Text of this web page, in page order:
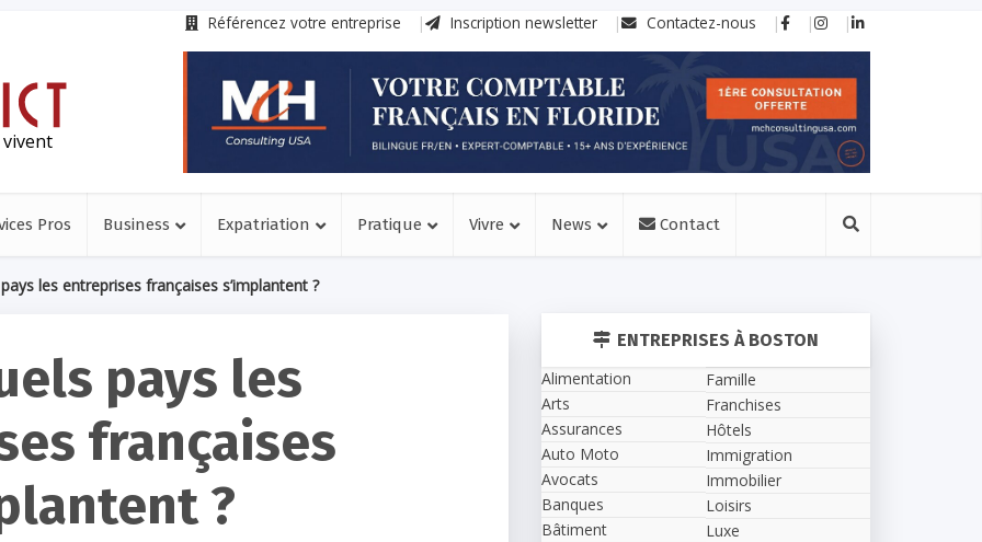
Référencez votre entreprise Inscription newsletter Contactez-nous
Pros Business Expatriation Pratique Vivre News Contact
les entreprises françaises s’implantent ?
pays les
françaises
?
ENTREPRISES À BOSTON
Alimentation
Arts
Assurances
Auto Moto
Avocats
Banques
Bâtiment
Famille
Franchises
Hôtels
Immigration
Immobilier
Loisirs
Luxe